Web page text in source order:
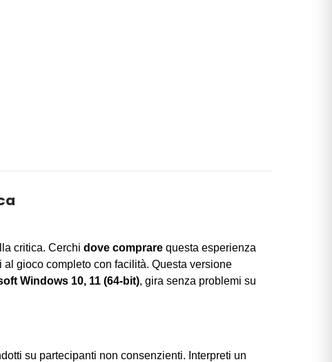
critica. Cerchi dove comprare questa esperienza
al gioco completo con facilità. Questa versione
Windows 10, 11 (64-bit), gira senza problemi su
su partecipanti non consenzienti. Interpreti un